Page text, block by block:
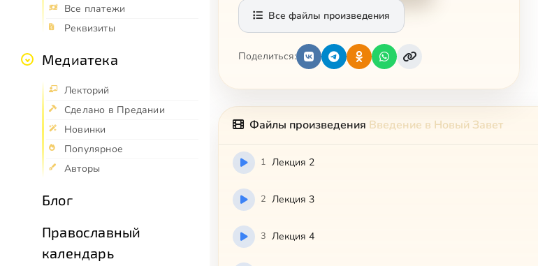
Все платежи
Реквизиты
Медиатека
Лекторий
Сделано в Предании
Новинки
Популярное
Авторы
Блог
Православный
календарь
Все файлы произведения
Поделиться:
Файлы произведения Введение в Новый Завет
1 Лекция 2
2 Лекция 3
3 Лекция 4